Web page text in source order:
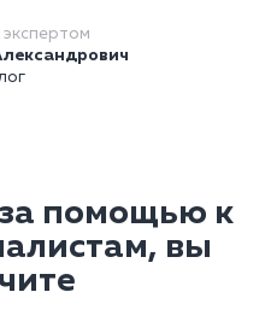
помощью к
вы